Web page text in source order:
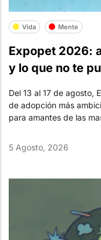
Vida Mente
Expopet 2026:
y lo que no te
Del 13 al 17 de agosto,
de adopción más
para amantes de las
5 Agosto, 2026